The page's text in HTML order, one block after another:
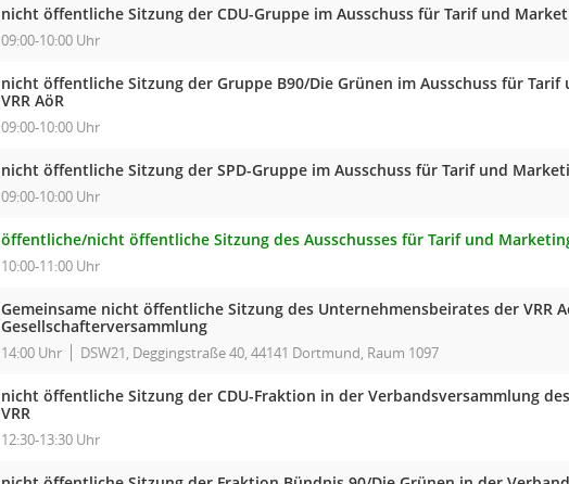
nicht öffentliche Sitzung der CDU-Gruppe im Ausschuss für Tarif und
09:00-10:00 Uhr
nicht öffentliche Sitzung der Gruppe B90/Die Grünen im Ausschuss für
VRR AöR
09:00-10:00 Uhr
nicht öffentliche Sitzung der SPD-Gruppe im Ausschuss für Tarif und
09:00-10:00 Uhr
öffentliche/nicht öffentliche Sitzung des Ausschusses für Tarif und
10:00-11:00 Uhr
Gemeinsame nicht öffentliche Sitzung des Unternehmensbeirates der VRR
Gesellschafterversammlung
14:00 Uhr DSW21, Deggingstraße 40, 44141 Dortmund, Raum 1097
nicht öffentliche Sitzung der CDU-Fraktion in der Verbandsversammlung
VRR
12:30-13:30 Uhr